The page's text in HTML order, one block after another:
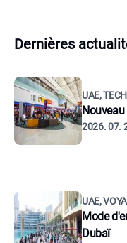
Dernières
UAE,
2026. 07.
UAE,
Mode
Dubaï